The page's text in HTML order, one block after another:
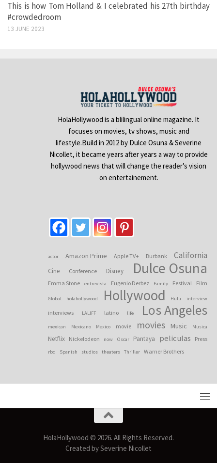
This is how Tom Holland & I celebrated his 27th birthday
#crowdedroom
13 JUNE 2023
HolaHollywood is a blilingual online magazine. It
focuses on movies, tv shows, music and
lifestyle.Build in 2012 by Dulce Osuna & Severine
Nicollet, it became years after years a way to provide
hollywood news that will change the reader’s vision
on entertainement.
actor Amazon Prime Apple TV+ Burbank California
Cine Conference Disney Dulce Osuna
Emma Stone entrevista Eugenio Derbez Family Festival Film
Global holahollywood Hollywood Hulu interview
interviews LALIFF latino life Los Angeles
mexican Mexicano Mexico movie movies Music Musica
Netflix Nickelodeon now Oscar Pantaya peliculas Press
rbd Spanish studios theaters Thriller Warner Brothers
HolaHollywood © 2026. All Rights Reserved.
Created by Severine Nicollet